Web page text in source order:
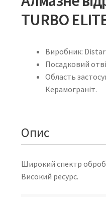
TURBO
Виробник: Distar
Посадковий
Область
Керамограніт.
Опис
Широкий спектр
Високий ресурс.